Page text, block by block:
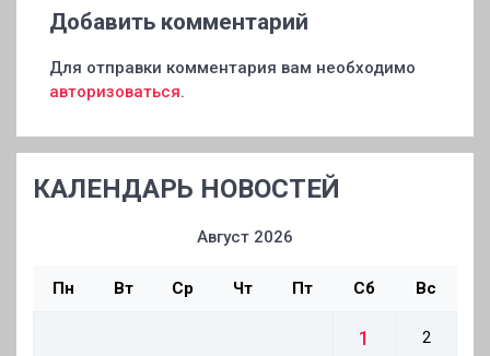
Добавить комментарий
Для отправки комментария вам необходимо
авторизоваться.
КАЛЕНДАРЬ НОВОСТЕЙ
Август 2026
Пн Вт Ср Чт Пт Сб Вс
1 2